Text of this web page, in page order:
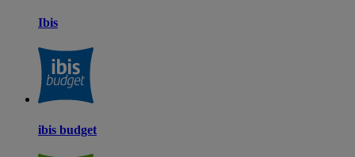
Ibis
ibis budget